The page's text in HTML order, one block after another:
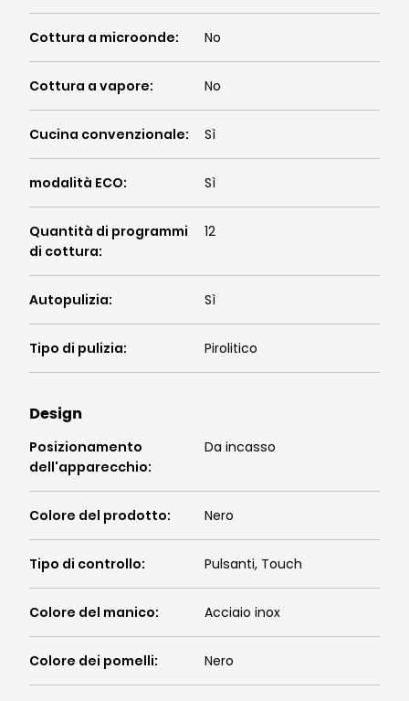
Cottura a microonde: No
Cottura a vapore: No
Cucina convenzionale: Sì
modalità ECO: Sì
Quantità di programmi
di cottura:
12
Autopulizia: Sì
Tipo di pulizia: Pirolitico
Design
Posizionamento
dell'apparecchio:
Da incasso
Colore del prodotto: Nero
Tipo di controllo: Pulsanti, Touch
Colore del manico: Acciaio inox
Colore dei pomelli: Nero